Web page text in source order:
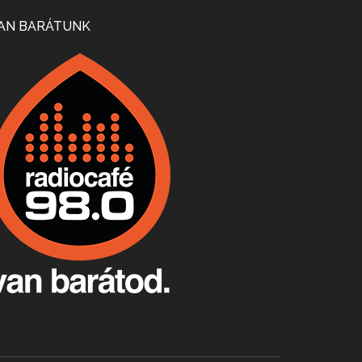
Apr 24, 2026 • 00:38:10
Villány, kékfrankos, Jackfall
Apr 17, 2026 • 00:35:38
Apr 9, 2026 • 00:37:17
BARÁTUNK